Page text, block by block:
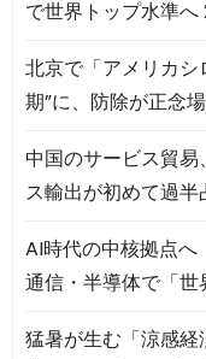
で世界トップ水準へ
北京で「アメリカ
期”に、防除が正念場
中国のサービス貿
ス輸出が初めて過半
AI時代の中核拠点
通信・半導体で「世
猛暑が生む「涼感